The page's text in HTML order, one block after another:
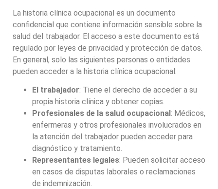
La historia clínica ocupacional es un documento
confidencial que contiene información sensible sobre la
salud del trabajador. El acceso a este documento está
regulado por leyes de privacidad y protección de datos.
En general, solo las siguientes personas o entidades
pueden acceder a la historia clínica ocupacional:
El trabajador: Tiene el derecho de acceder a su
propia historia clínica y obtener copias.
Profesionales de la salud ocupacional: Médicos,
enfermeras y otros profesionales involucrados en
la atención del trabajador pueden acceder para
diagnóstico y tratamiento.
Representantes legales: Pueden solicitar acceso
en casos de disputas laborales o reclamaciones
de indemnización.